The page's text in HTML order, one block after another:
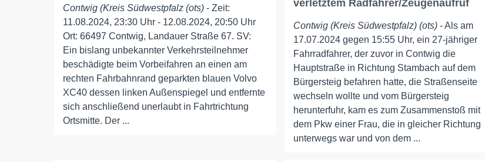
Contwig (Kreis Südwestpfalz (ots) - Zeit:
11.08.2024, 23:30 Uhr - 12.08.2024, 20:50 Uhr
Ort: 66497 Contwig, Landauer Straße 67. SV:
Ein bislang unbekannter Verkehrsteilnehmer
beschädigte beim Vorbeifahren an einen am
rechten Fahrbahnrand geparkten blauen Volvo
XC40 dessen linken Außenspiegel und entfernte
sich anschließend unerlaubt in Fahrtrichtung
Ortsmitte. Der ...
verletztem Radfahrer/Zeugenaufruf
Contwig (Kreis Südwestpfalz) (ots)- Als am
17.07.2024 gegen 15:55 Uhr, ein 27-jähriger
Fahrradfahrer, der zuvor in Contwig die
Hauptstraße in Richtung Stambach auf dem
Bürgersteig befahren hatte, die Straßenseite
wechseln wollte und vom Bürgersteig
herunterfuhr, kam es zum Zusammenstoß mit
dem Pkw einer Frau, die in gleicher Richtung
unterwegs war und von dem ...